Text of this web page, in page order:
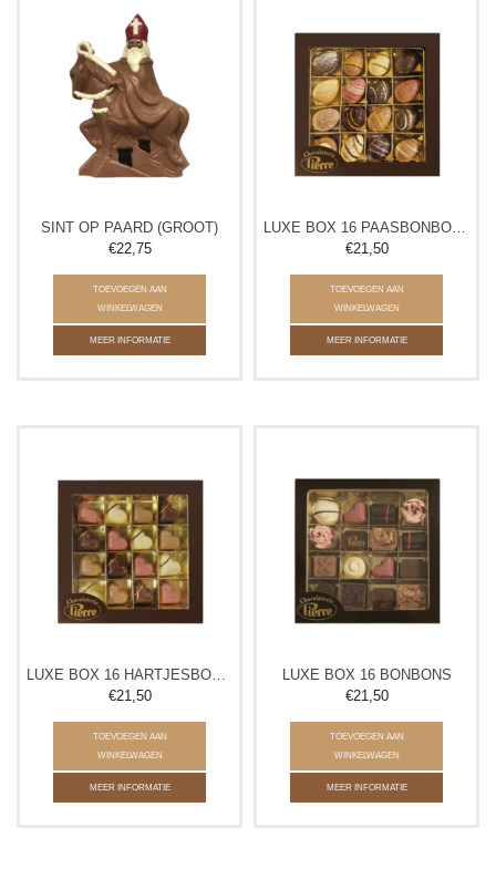
SINT OP PAARD (GROOT)
€22,75
TOEVOEGEN AAN
WINKELWAGEN
MEER INFORMATIE
LUXE BOX 16 PAASBONBONS
€21,50
TOEVOEGEN AAN
WINKELWAGEN
MEER INFORMATIE
LUXE BOX 16 HARTJESBONBONS
€21,50
TOEVOEGEN AAN
WINKELWAGEN
MEER INFORMATIE
LUXE BOX 16 BONBONS
€21,50
TOEVOEGEN AAN
WINKELWAGEN
MEER INFORMATIE